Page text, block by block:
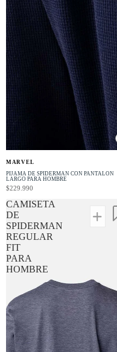
MARVEL
PIJAMA DE SPIDERMAN CON PANTALON
LARGO PARA HOMBRE
$229.990
CAMISETA
DE
SPIDERMAN
REGULAR
FIT
PARA
HOMBRE